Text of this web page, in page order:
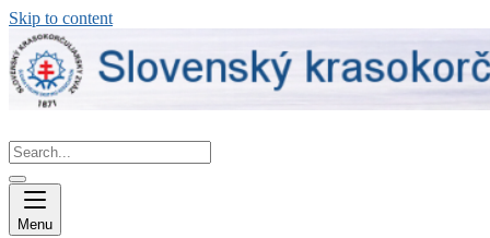
Skip to content
Menu